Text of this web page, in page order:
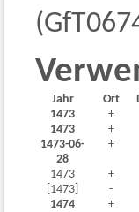
Jahr Ort
1473
+
1473
+
1473-06-
28
+
1473 +
[1473]
-
1474
+